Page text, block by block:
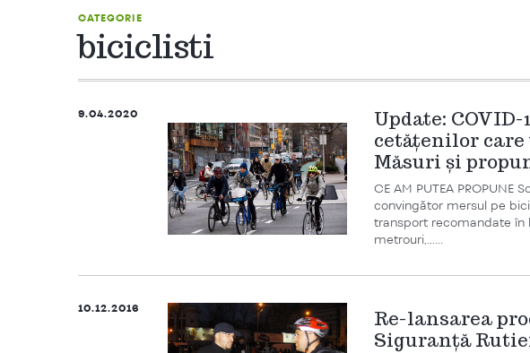
CATEGORIE
biciclisti
9.04.2020
Update:
cetățenilor care
Măsuri și
CE AM PUTEA
convingător mersul pe
transport recomandate în
metrouri,…...
10.12.2016
Re-lansarea
Siguranță